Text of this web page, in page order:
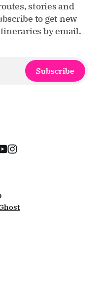
stories and
to get new
by email.
Subscribe